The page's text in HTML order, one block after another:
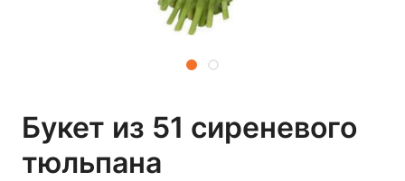
Букет из 51 сиреневого
тюльпана